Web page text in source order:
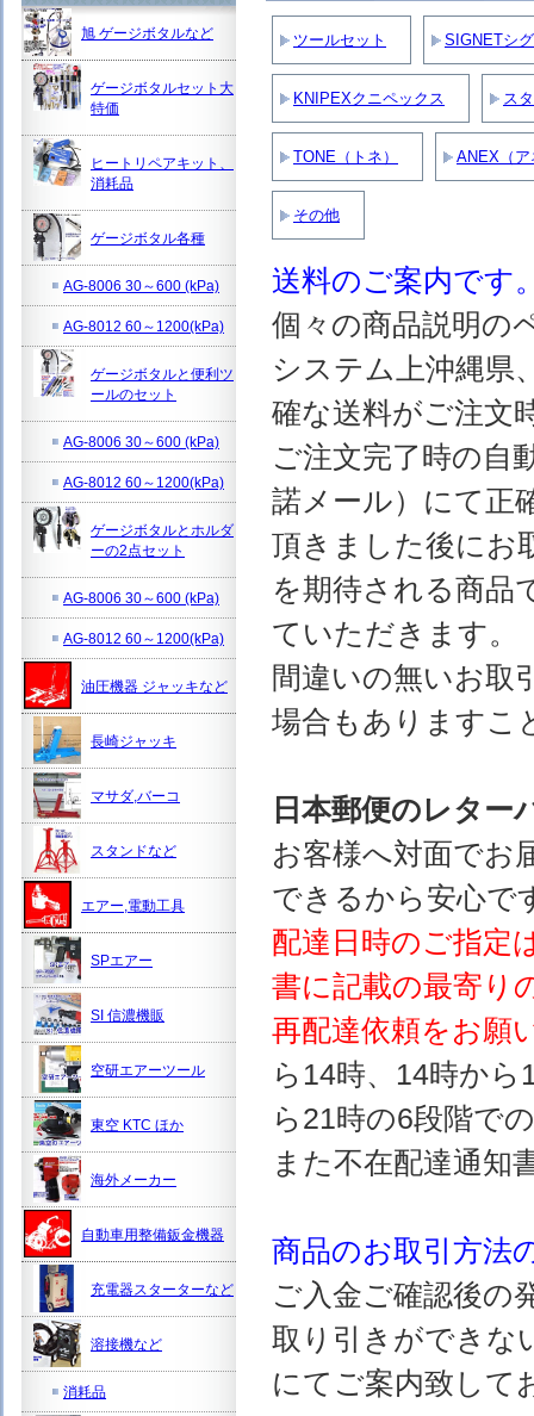
ツールセット SIGNETシ
KNIPEXクニペックス ス
TONE（トネ） ANEX（
その他
送料のご案内です
個々の商品説明の
システム上沖縄県
確な送料がご注文
ご注文完了時の自
諾メール）にて正
頂きました後にお
を期待される商品
ていただきます。
間違いの無いお取
場合もありますこ
日本郵便のレター
お客様へ対面でお
できるから安心で
配達日時のご指定
書に記載の最寄り
再配達依頼をお願
ら14時、14時か
ら21時の6段階で
また不在配達通知
商品のお取引方法
ご入金ご確認後の
取り引きができな
にてご案内致して
旭 ゲージボタルなど
ゲージボタルセット大
特価
ヒートリペアキット、
消耗品
ゲージボタル各種
AG-8006 30～600 (kPa)
AG-8012 60～1200(kPa)
ゲージボタルと便利ツ
ールのセット
AG-8006 30～600 (kPa)
AG-8012 60～1200(kPa)
ゲージボタルとホルダ
ーの2点セット
AG-8006 30～600 (kPa)
AG-8012 60～1200(kPa)
油圧機器 ジャッキなど
長崎ジャッキ
マサダ,バーコ
スタンドなど
エアー,電動工具
SPエアー
SI 信濃機販
空研エアーツール
東空 KTC ほか
海外メーカー
自動車用整備鈑金機器
充電器スターターなど
溶接機など
消耗品